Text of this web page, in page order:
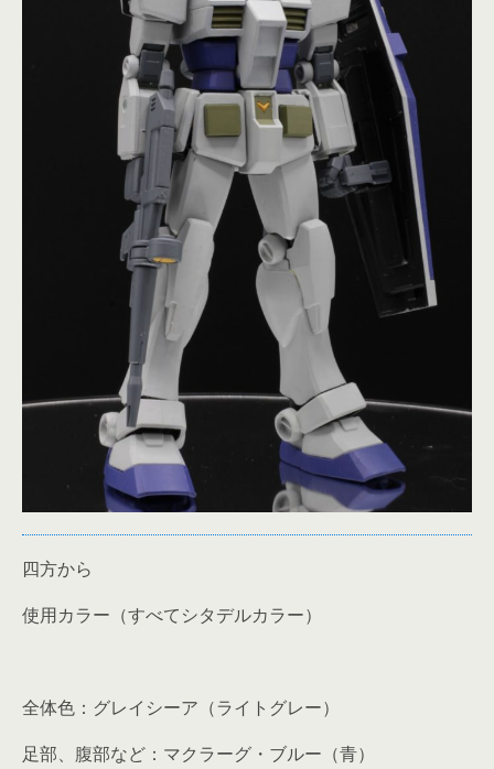
四方から
使用カラー（すべてシタデルカラー）
全体色：グレイシーア（ライトグレー）
足部、腹部など：マクラーグ・ブルー（青）